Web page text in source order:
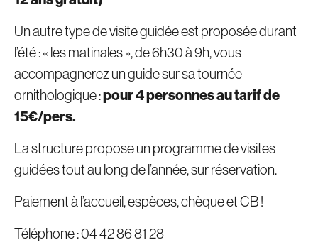
Un autre type de visite guidée est proposée durant
l’été : « les matinales », de 6h30 à 9h, vous
accompagnerez un guide sur sa tournée
ornithologique :pour 4 personnes au tarif de
15€/pers.
La structure propose un programme de visites
guidées tout au long de l’année, sur réservation.
Paiement à l’accueil, espèces, chèque et CB !
Téléphone : 04 42 86 81 28